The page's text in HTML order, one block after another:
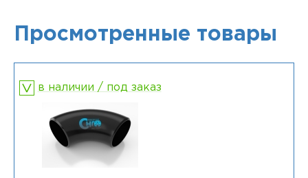
Просмотренные товары
в наличии / под заказ